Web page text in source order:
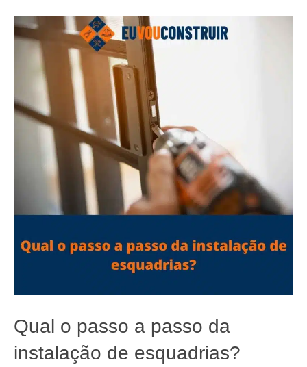
Qual o passo a passo da
instalação de esquadrias?